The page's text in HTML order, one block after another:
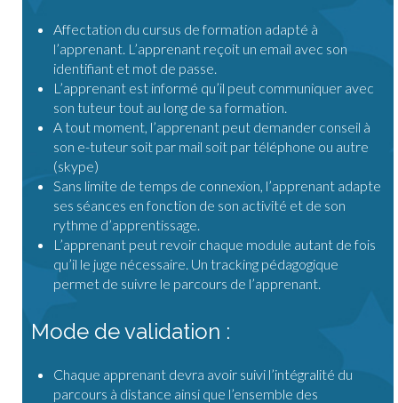
Affectation du cursus de formation adapté à
l’apprenant. L’apprenant reçoit un email avec son
identifiant et mot de passe.
L’apprenant est informé qu’il peut communiquer avec
son tuteur tout au long de sa formation.
A tout moment, l’apprenant peut demander conseil à
son e-tuteur soit par mail soit par téléphone ou autre
(skype)
Sans limite de temps de connexion, l’apprenant adapte
ses séances en fonction de son activité et de son
rythme d’apprentissage.
L’apprenant peut revoir chaque module autant de fois
qu’il le juge nécessaire. Un tracking pédagogique
permet de suivre le parcours de l’apprenant.
Mode de validation :
Chaque apprenant devra avoir suivi l’intégralité du
parcours à distance ainsi que l’ensemble des